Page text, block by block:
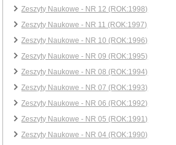
Zeszyty Naukowe - NR 12 (ROK:1998)
Zeszyty Naukowe - NR 11 (ROK:1997)
Zeszyty Naukowe - NR 10 (ROK:1996)
Zeszyty Naukowe - NR 09 (ROK:1995)
Zeszyty Naukowe - NR 08 (ROK:1994)
Zeszyty Naukowe - NR 07 (ROK:1993)
Zeszyty Naukowe - NR 06 (ROK:1992)
Zeszyty Naukowe - NR 05 (ROK:1991)
Zeszyty Naukowe - NR 04 (ROK:1990)